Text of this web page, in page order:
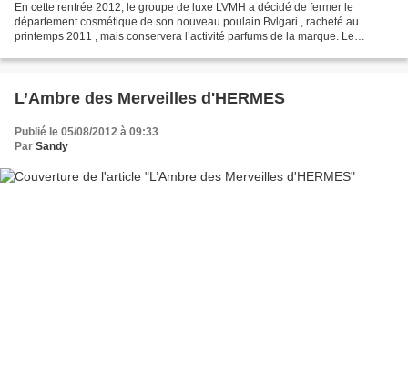
En cette rentrée 2012, le groupe de luxe LVMH a décidé de fermer le
département cosmétique de son nouveau poulain Bvlgari , racheté au
printemps 2011 , mais conservera l’activité parfums de la marque. Le
L’Ambre des Merveilles d'HERMES
Publié le 05/08/2012 à 09:33
Par Sandy